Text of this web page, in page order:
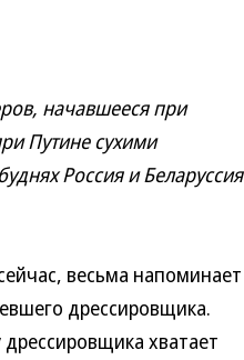
начавшееся при
Путине сухими
Россия и Беларуссия
весьма напоминает
дрессировщика.
хватает